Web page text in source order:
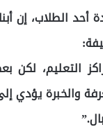
أحد الطلاب، إن
التعليم،
والخبرة يؤدي